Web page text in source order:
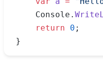
    Console.
    return
0 ;
}